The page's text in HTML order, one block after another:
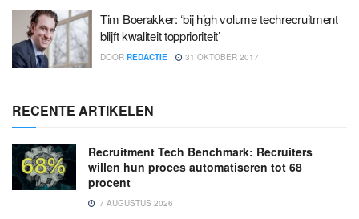
Tim Boerakker: ‘bij high volume techrecruitment
blijft kwaliteit topprioriteit’
DOOR REDACTIE 31 OKTOBER 2017
RECENTE ARTIKELEN
Recruitment Tech Benchmark: Recruiters
willen hun proces automatiseren tot 68
procent
7 AUGUSTUS 2026